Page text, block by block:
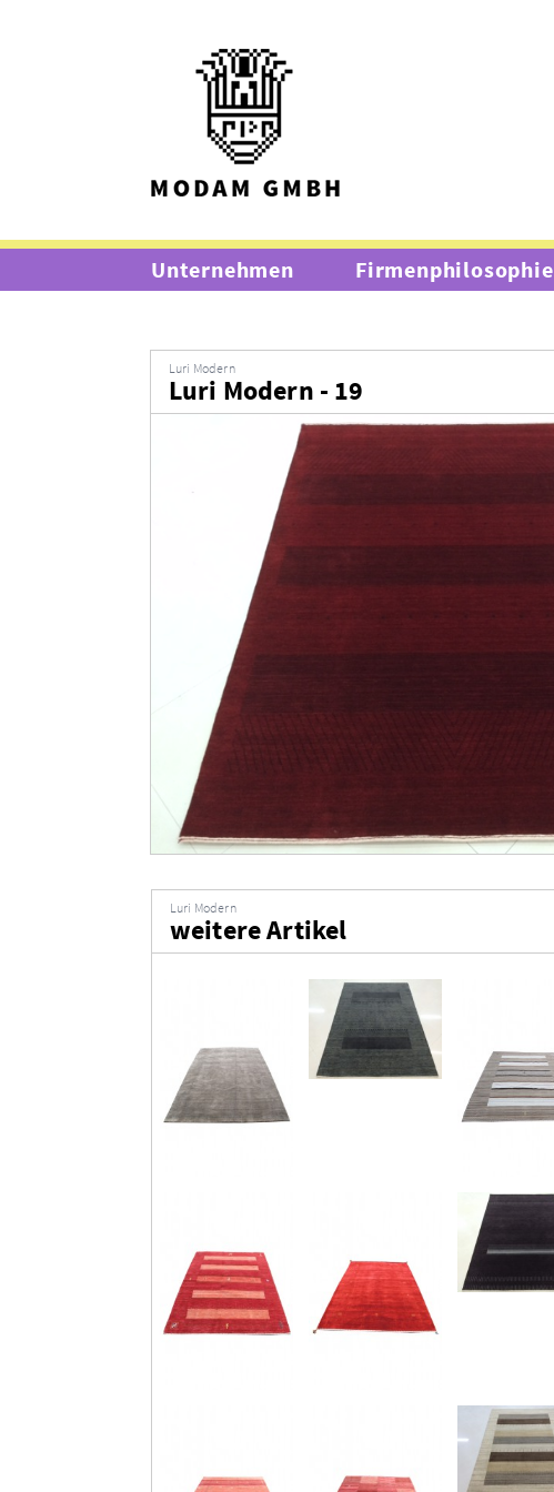
Unternehmen Firmenphilosophie
Luri Modern
Luri Modern - 19
Luri Modern
weitere Artikel